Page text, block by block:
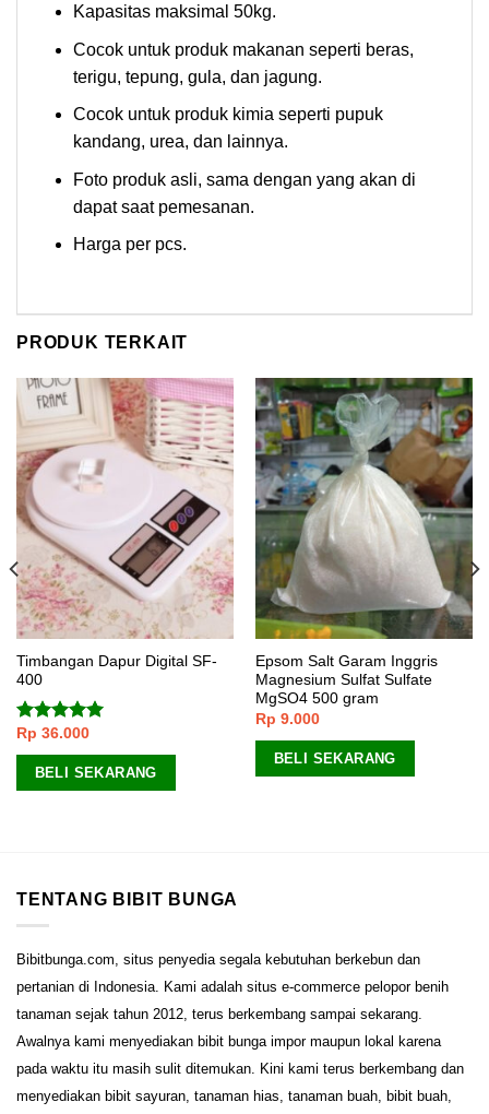
Kapasitas maksimal 50kg.
Cocok untuk produk makanan seperti beras,
terigu, tepung, gula, dan jagung.
Cocok untuk produk kimia seperti pupuk
kandang, urea, dan lainnya.
Foto produk asli, sama dengan yang akan di
dapat saat pemesanan.
Harga per pcs.
PRODUK TERKAIT
Timbangan Dapur Digital SF-
400
Dinilai5.00
dari 5
Rp 36.000
BELI SEKARANG
Epsom Salt Garam Inggris
Magnesium Sulfat Sulfate
MgSO4 500 gram
Rp 9.000
BELI SEKARANG
TENTANG BIBIT BUNGA
Bibitbunga.com, situs penyedia segala kebutuhan berkebun dan
pertanian di Indonesia. Kami adalah situs e-commerce pelopor benih
tanaman sejak tahun 2012, terus berkembang sampai sekarang.
Awalnya kami menyediakan bibit bunga impor maupun lokal karena
pada waktu itu masih sulit ditemukan. Kini kami terus berkembang dan
menyediakan bibit sayuran, tanaman hias, tanaman buah, bibit buah,